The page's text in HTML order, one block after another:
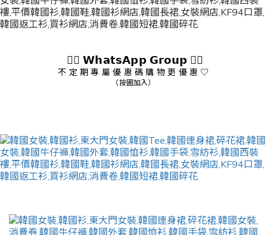
👇🏻 𝗪𝗵𝗮𝘁𝘀𝗔𝗽𝗽 𝗚𝗿𝗼𝘂𝗽 👇🏻
不 定 期 專 屬 優 惠 碼 購 物 更 優 惠 ♡
（按圖加入）